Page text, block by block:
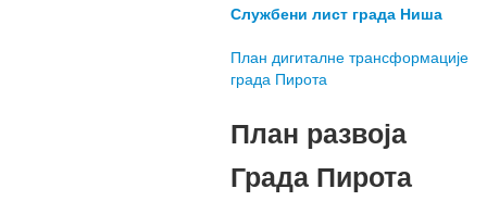
Службени лист града Ниша
План дигиталне трансформације
града Пирота
План развоја
Града Пирота